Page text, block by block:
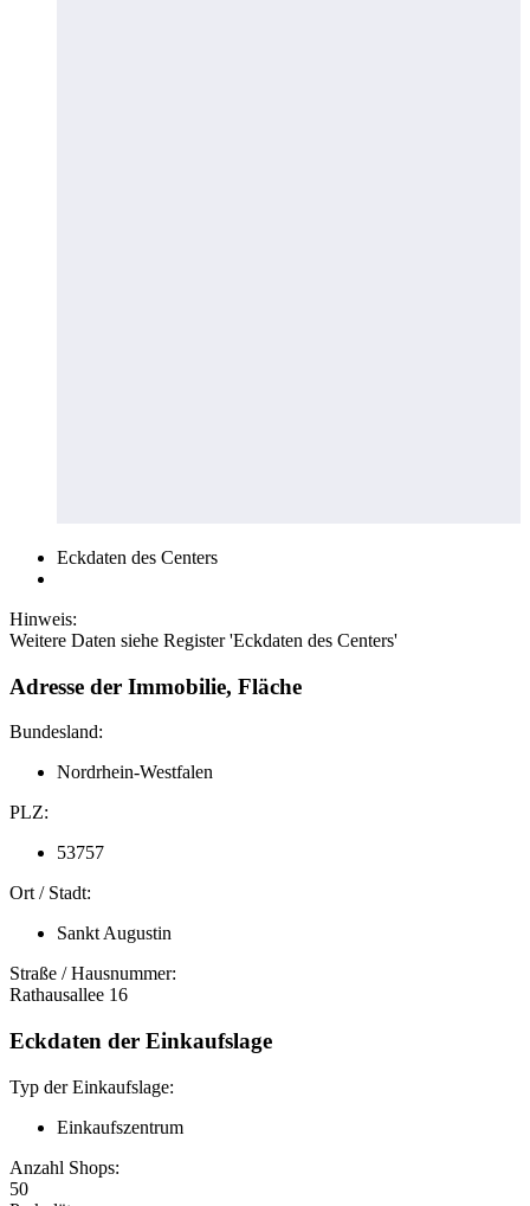
Eckdaten des Centers
Hinweis:
Weitere Daten siehe Register 'Eckdaten des Centers'
Adresse der Immobilie, Fläche
Bundesland:
Nordrhein-Westfalen
PLZ:
53757
Ort / Stadt:
Sankt Augustin
Straße / Hausnummer:
Rathausallee 16
Eckdaten der Einkaufslage
Typ der Einkaufslage:
Einkaufszentrum
Anzahl Shops:
50